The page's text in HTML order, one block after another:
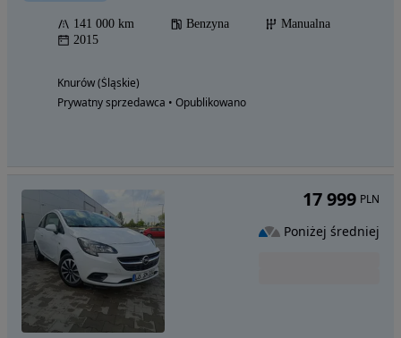
141 000 km Benzyna
Manualna
2015
Knurów (Śląskie)
Prywatny sprzedawca • Opublikowano
17 999 PLN
Poniżej średniej